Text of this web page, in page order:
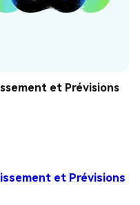
et Prévisions
et Prévisions